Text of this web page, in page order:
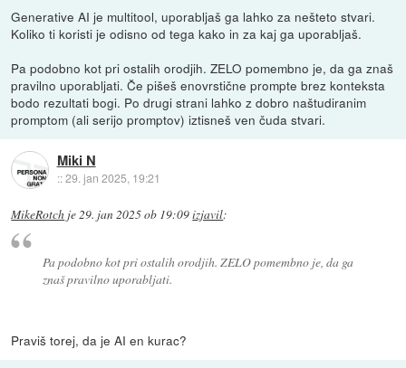
Generative AI je multitool, uporabljaš ga lahko za nešteto stvari.
Koliko ti koristi je odisno od tega kako in za kaj ga uporabljaš.
Pa podobno kot pri ostalih orodjih. ZELO pomembno je, da ga znaš
pravilno uporabljati. Če pišeš enovrstične prompte brez konteksta
bodo rezultati bogi. Po drugi strani lahko z dobro naštudiranim
promptom (ali serijo promptov) iztisneš ven čuda stvari.
Miki N
::29. jan 2025, 19:21
MikeRotch je29. jan 2025 ob 19:09izjavil:
Pa podobno kot pri ostalih orodjih. ZELO pomembno je, da ga
znaš pravilno uporabljati.
Praviš torej, da je AI en kurac?